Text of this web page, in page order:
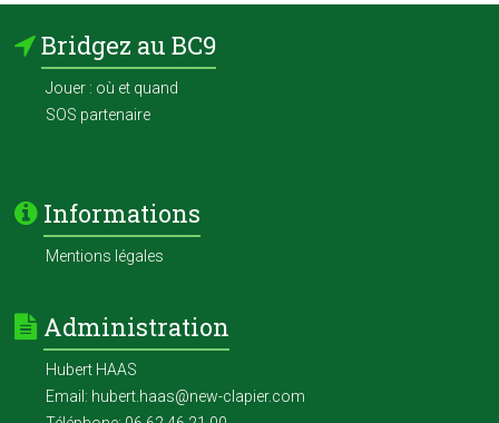
Bridgez au BC9
Jouer : où et quand
SOS partenaire
Informations
Mentions légales
Administration
Hubert HAAS
Email: hubert.haas@new-clapier.com